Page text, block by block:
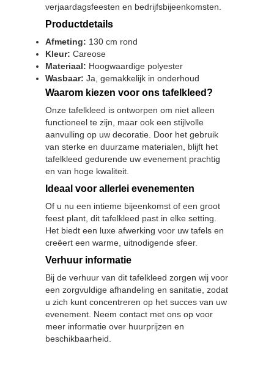
verjaardagsfeesten en bedrijfsbijeenkomsten.
Productdetails
Afmeting: 130 cm rond
Kleur: Careose
Materiaal: Hoogwaardige polyester
Wasbaar: Ja, gemakkelijk in onderhoud
Waarom kiezen voor ons tafelkleed?
Onze tafelkleed is ontworpen om niet alleen
functioneel te zijn, maar ook een stijlvolle
aanvulling op uw decoratie. Door het gebruik
van sterke en duurzame materialen, blijft het
tafelkleed gedurende uw evenement prachtig
en van hoge kwaliteit.
Ideaal voor allerlei evenementen
Of u nu een intieme bijeenkomst of een groot
feest plant, dit tafelkleed past in elke setting.
Het biedt een luxe afwerking voor uw tafels en
creëert een warme, uitnodigende sfeer.
Verhuur informatie
Bij de verhuur van dit tafelkleed zorgen wij voor
een zorgvuldige afhandeling en sanitatie, zodat
u zich kunt concentreren op het succes van uw
evenement. Neem contact met ons op voor
meer informatie over huurprijzen en
beschikbaarheid.